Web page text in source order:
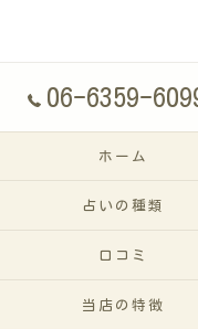
06-6359-
ホーム
占いの種類
口コミ
当店の特徴